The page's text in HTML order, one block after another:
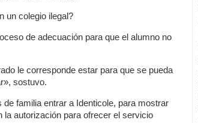
un colegio ilegal?
de adecuación para que el alumno no
le corresponde estar para que se pueda
sostuvo.
familia entrar a Identicole, para mostrar
autorización para ofrecer el servicio